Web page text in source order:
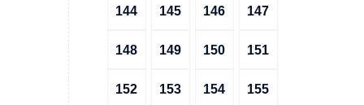
144 145 146 147
148 149 150 151
152 153 154 155